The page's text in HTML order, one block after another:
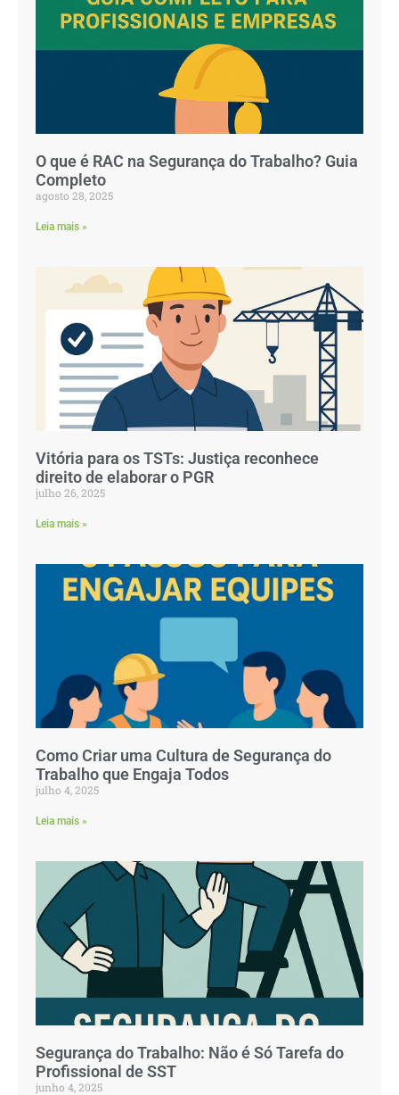
O que é RAC na Segurança do Trabalho? Guia
Completo
agosto 28, 2025
Leia mais »
Vitória para os TSTs: Justiça reconhece
direito de elaborar o PGR
julho 26, 2025
Leia mais »
Como Criar uma Cultura de Segurança do
Trabalho que Engaja Todos
julho 4, 2025
Leia mais »
Segurança do Trabalho: Não é Só Tarefa do
Profissional de SST
junho 4, 2025